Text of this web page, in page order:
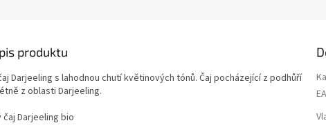
produktu
Darjeeling s lahodnou chutí květinových tónů. Čaj pocházející z podhůří
z oblasti Darjeeling.
čaj Darjeeling bio